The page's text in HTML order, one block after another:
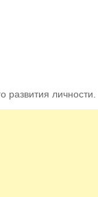
развития личности.